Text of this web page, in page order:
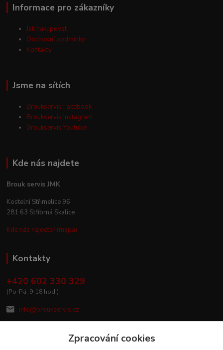
Informace pro zákazníky
Jak nakupovat
Obchodní podmínky
Kontakty
Jsme na sítích
Broukservis Facebook
Broukservis Instagram
Broukservis Youtube
Kde nás najdete
Brouk servis JMK
Kostelní Střimelice 96
281 63 Stříbrná Skalice
Kde nás najdete? (mapa)
Kontakty
+420 602 330 329
(Po-Pá, 9-18 hod.)
info@broukservis.cz
Zpracování cookies